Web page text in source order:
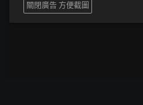
關閉廣告 方便截圖